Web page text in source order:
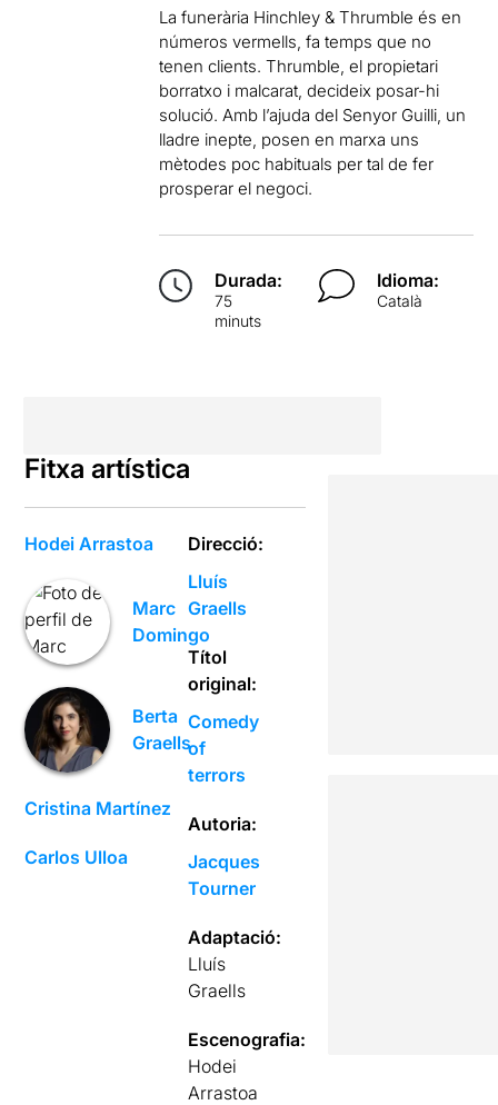
La funerària Hinchley & Thrumble és en
números vermells, fa temps que no
tenen clients. Thrumble, el propietari
borratxo i malcarat, decideix posar-hi
solució. Amb l’ajuda del Senyor Guilli, un
lladre inepte, posen en marxa uns
mètodes poc habituals per tal de fer
prosperar el negoci.
Durada:
75
minuts
Idioma:
Català
Fitxa artística
Hodei Arrastoa
Marc
Domingo
Berta
Graells
Cristina Martínez
Carlos Ulloa
Direcció:
Lluís
Graells
Títol
original:
Comedy
of
terrors
Autoria:
Jacques
Tourner
Adaptació:
Lluís
Graells
Escenografia:
Hodei
Arrastoa